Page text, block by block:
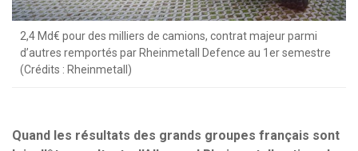
2,4 Md€ pour des milliers de camions, contrat majeur parmi
d’autres remportés par Rheinmetall Defence au 1er semestre
(Crédits : Rheinmetall)
Quand les résultats des grands groupes français sont